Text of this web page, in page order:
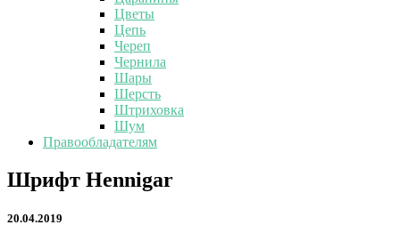
Цветы
Цепь
Череп
Чернила
Шары
Шерсть
Штриховка
Шум
Правообладателям
Шрифт
Hennigar
Шрифт Hennigar
20.04.2019